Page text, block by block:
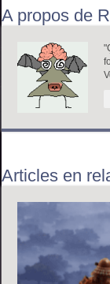
A propos de
Articles en